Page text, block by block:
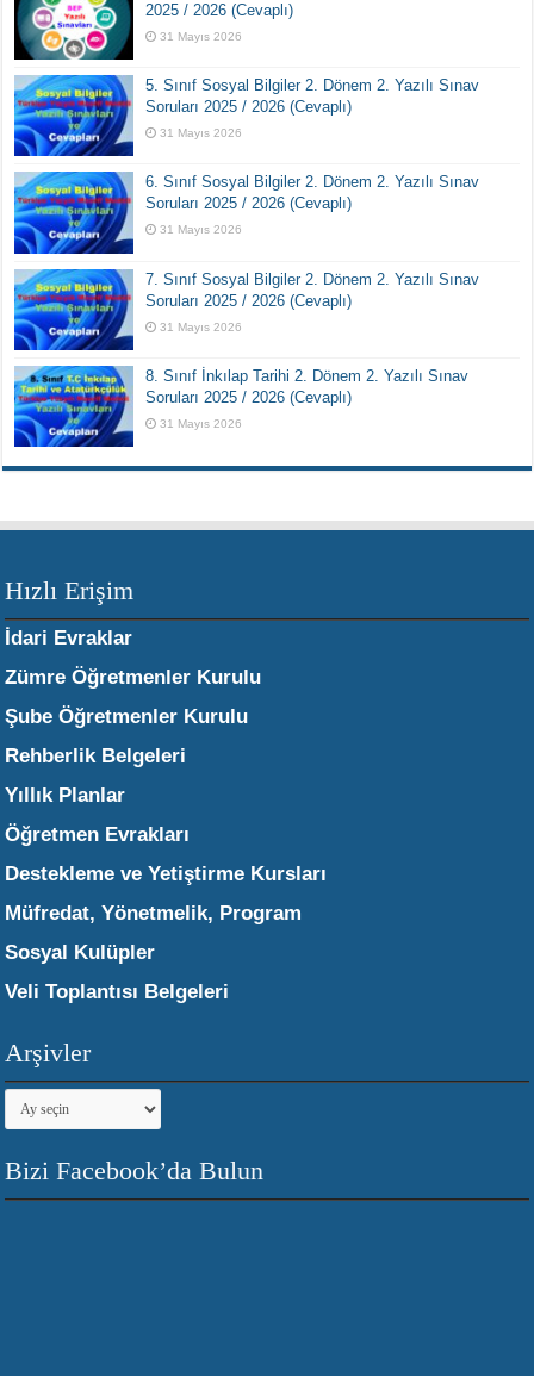
2025 / 2026 (Cevaplı)
31 Mayıs 2026
5. Sınıf Sosyal Bilgiler 2. Dönem 2. Yazılı Sınav
Soruları 2025 / 2026 (Cevaplı)
31 Mayıs 2026
6. Sınıf Sosyal Bilgiler 2. Dönem 2. Yazılı Sınav
Soruları 2025 / 2026 (Cevaplı)
31 Mayıs 2026
7. Sınıf Sosyal Bilgiler 2. Dönem 2. Yazılı Sınav
Soruları 2025 / 2026 (Cevaplı)
31 Mayıs 2026
8. Sınıf İnkılap Tarihi 2. Dönem 2. Yazılı Sınav
Soruları 2025 / 2026 (Cevaplı)
31 Mayıs 2026
Hızlı Erişim
İdari Evraklar
Zümre Öğretmenler Kurulu
Şube Öğretmenler Kurulu
Rehberlik Belgeleri
Yıllık Planlar
Öğretmen Evrakları
Destekleme ve Yetiştirme Kursları
Müfredat, Yönetmelik, Program
Sosyal Kulüpler
Veli Toplantısı Belgeleri
Arşivler
Arşivler
Bizi Facebook’da Bulun